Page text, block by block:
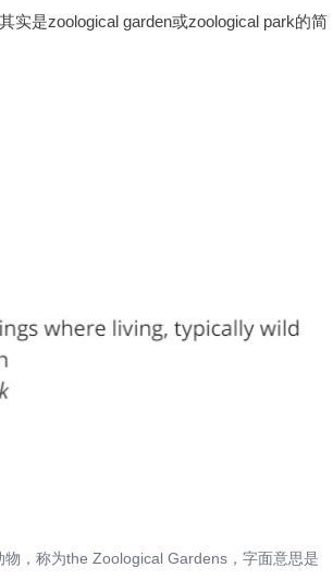
实是zoological garden或zoological park的简
，称为the Zoological Gardens，字面意思是